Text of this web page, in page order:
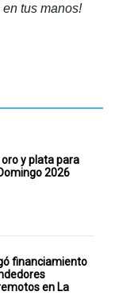
tus manos!
y plata para
2026
financiamiento
en La